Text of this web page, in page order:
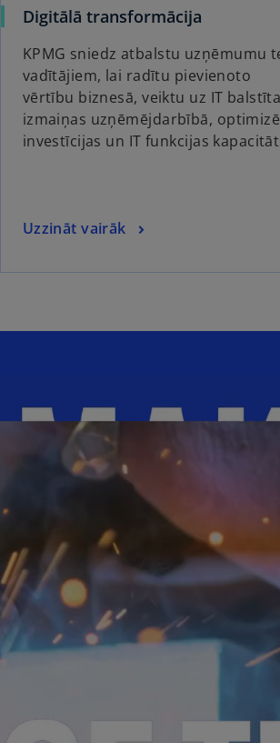
Digitālā transformācija
KPMG sniedz atbalstu uzņēmumu
vadītājiem, lai radītu pievienoto
vērtību biznesā, veiktu uz IT
izmaiņas uzņēmējdarbībā,
investīcijas un IT funkcijas
Uzzināt vairāk